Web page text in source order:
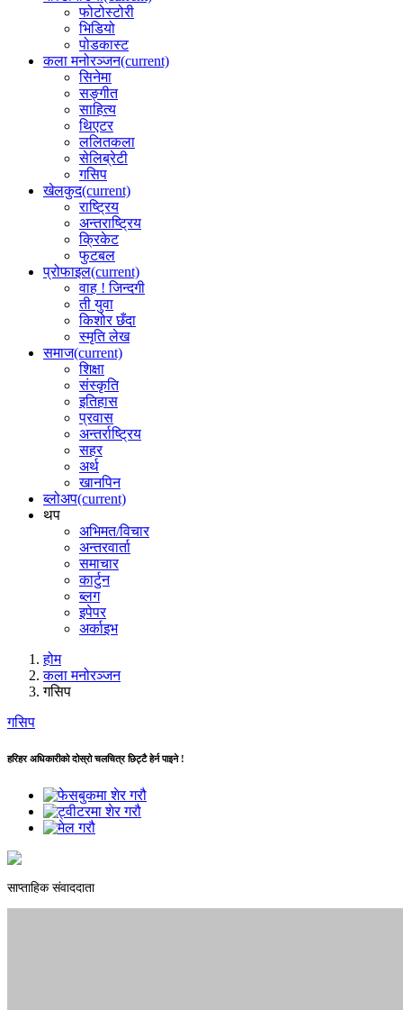
फोटोस्टोरी
भिडियो
पोडकास्ट
कला मनोरञ्जन(current)
सिनेमा
सङ्गीत
साहित्य
थिएटर
ललितकला
सेलिब्रेटी
गसिप
खेलकुद(current)
राष्ट्रिय
अन्तराष्ट्रिय
क्रिकेट
फुटबल
प्रोफाइल(current)
वाह ! जिन्दगी
ती युवा
किशोर छँदा
स्मृति लेख
समाज(current)
शिक्षा
संस्कृति
इतिहास
प्रवास
अन्तर्राष्ट्रिय
सहर
अर्थ
खानपिन
ब्लोअप(current)
थप
अभिमत/विचार
अन्तरवार्ता
समाचार
कार्टुन
ब्लग
इपेपर
अर्काइभ
होम
कला मनोरञ्जन
गसिप
गसिप
हरिहर अधिकारीको दोस्रो चलचित्र छिट्टै हेर्न पाइने !
साप्ताहिक संवाददाता